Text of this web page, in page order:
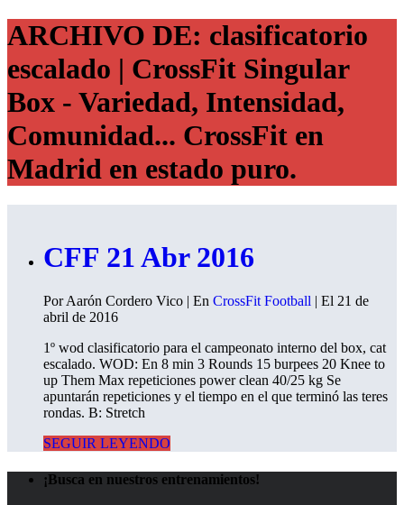
ARCHIVO DE: clasificatorio
escalado | CrossFit Singular
Box - Variedad, Intensidad,
Comunidad... CrossFit en
Madrid en estado puro.
CFF 21 Abr 2016
Por Aarón Cordero Vico | En CrossFit Football | El 21 de
abril de 2016
1º wod clasificatorio para el campeonato interno del box, cat
escalado. WOD: En 8 min 3 Rounds 15 burpees 20 Knee to
up Them Max repeticiones power clean 40/25 kg Se
apuntarán repeticiones y el tiempo en el que terminó las teres
rondas. B: Stretch
SEGUIR LEYENDO
¡Busca en nuestros entrenamientos!